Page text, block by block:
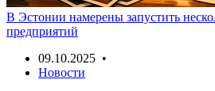
В Эстонии намерены запустить
предприятий
09.10.2025 •
Новости